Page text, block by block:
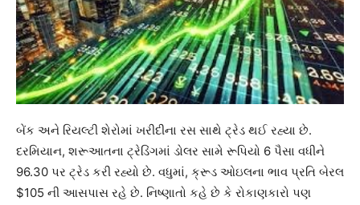
બેંક અને રિયલ્ટી શેરોમાં ખરીદીના રસ સાથે ટ્રેડ થઈ રહ્યા છે.
દરમિયાન, શરૂઆતના ટ્રેડિંગમાં ડોલર સામે રૂપિયો 6 પૈસા વધીને
96.30 પર ટ્રેડ કરી રહ્યો છે. વધુમાં, ક્રૂડ ઓઇલના ભાવ પ્રતિ બેરલ
$105 ની આસપાસ રહે છે. નિષ્ણાતો કહે છે કે રોકાણકારો પણ